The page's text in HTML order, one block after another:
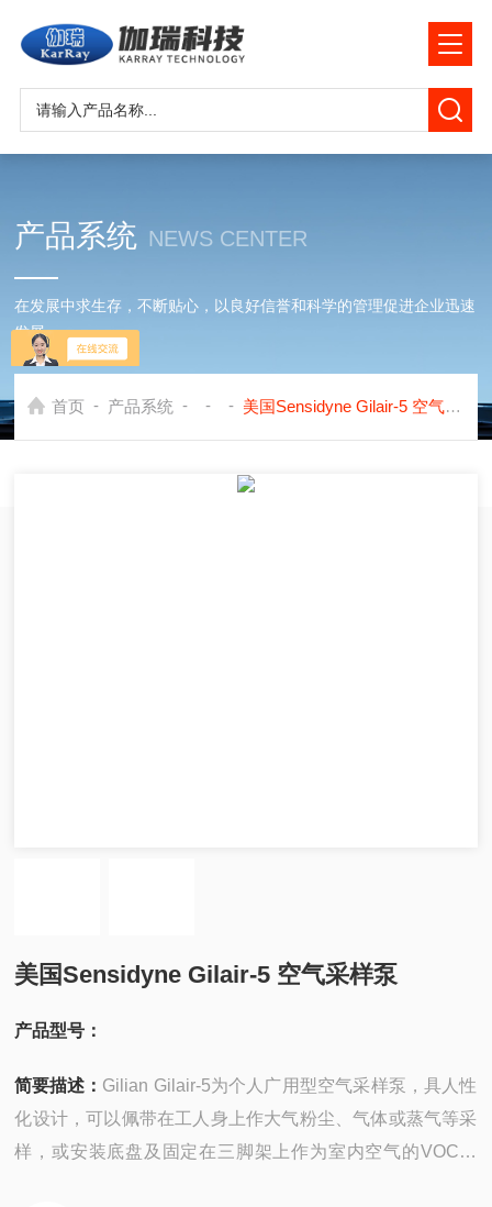
产品系统 NEWS CENTER
在发展中求生存，不断贴心，以良好信誉和科学的管理促进企业迅速
发展
首页 - 产品系统 - - - 美国Sensidyne Gilair-5 空气采样泵
美国Sensidyne Gilair-5 空气采样泵
产品型号：
简要描述： Gilian Gilair-5为个人广用型空气采样泵，具人性
化设计，可以佩带在工人身上作大气粉尘、气体或蒸气等采
样，或安装底盘及固定在三脚架上作为室内空气的VOC采